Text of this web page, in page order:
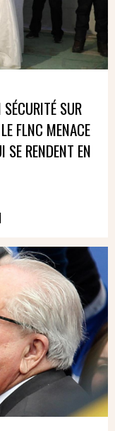
SUR
FLNC MENACE
SE RENDENT EN